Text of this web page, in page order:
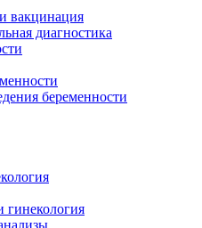
вакцинация
диагностика
беременности
гинекология